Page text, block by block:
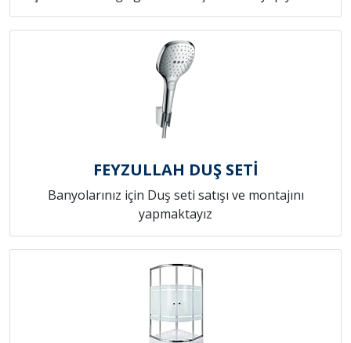
FEYZULLAH DUŞ SETİ
Banyolarınız için Duş seti satışı ve montajını
yapmaktayız